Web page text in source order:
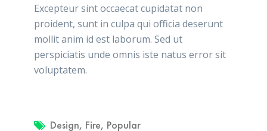
Excepteur sint occaecat cupidatat non
proident, sunt in culpa qui officia deserunt
mollit anim id est laborum. Sed ut
perspiciatis unde omnis iste natus error sit
voluptatem.
Design, Fire, Popular